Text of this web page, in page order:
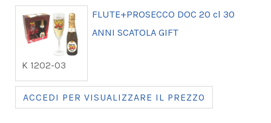
K 1202-03
FLUTE+PROSECCO DOC 20 cl 30
ANNI SCATOLA GIFT
ACCEDI PER VISUALIZZARE IL PREZZO